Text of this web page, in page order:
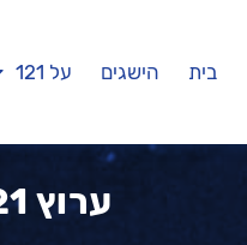
בית הישגים על 121
ערוץ 121